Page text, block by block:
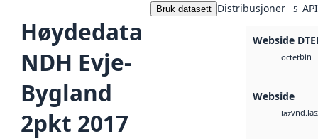
Høydedata
NDH Evje-
Bygland
2pkt 2017
Bruk datasett Distribusjoner 5
Webside
octetbin
Webside
laz